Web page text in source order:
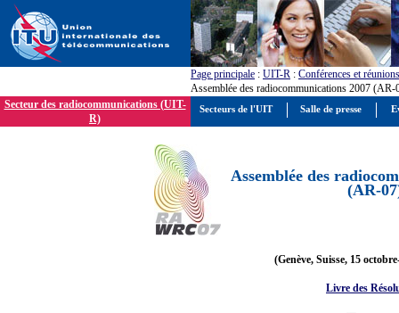
Page principale : UIT-R : Conférences et réunions
Assemblée des radiocommunications 2007 (AR-
Secteur des radiocommunications (UIT-
R)
Assemblée des
(AR-
(Genève, Suisse, 15
Livre des
Secteurs de l'UIT Salle de presse